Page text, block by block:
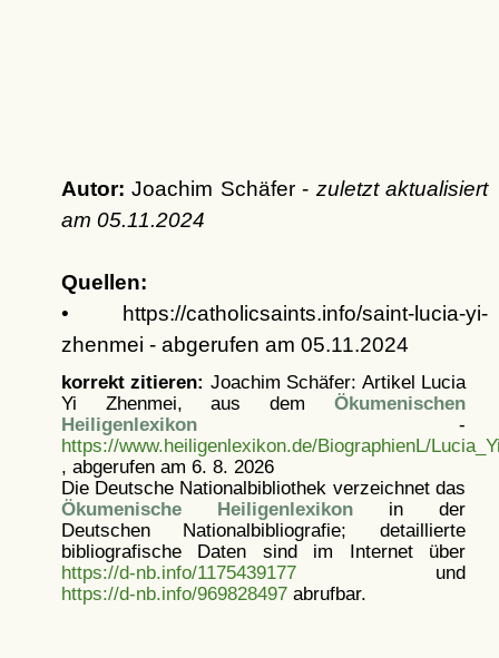
Autor: Joachim Schäfer - zuletzt aktualisiert
am 05.11.2024
Quellen:
• https://catholicsaints.info/saint-lucia-yi-
zhenmei - abgerufen am 05.11.2024
korrekt zitieren: Joachim Schäfer: Artikel Lucia
Yi Zhenmei, aus dem Ökumenischen
Heiligenlexikon-
https://www.heiligenlexikon.de/BiographienL/
, abgerufen am 6. 8. 2026
Die Deutsche Nationalbibliothek verzeichnet das
Ökumenische Heiligenlexikonin der
Deutschen Nationalbibliografie; detaillierte
bibliografische Daten sind im Internet über
https://d-nb.info/1175439177und
https://d-nb.info/969828497abrufbar.